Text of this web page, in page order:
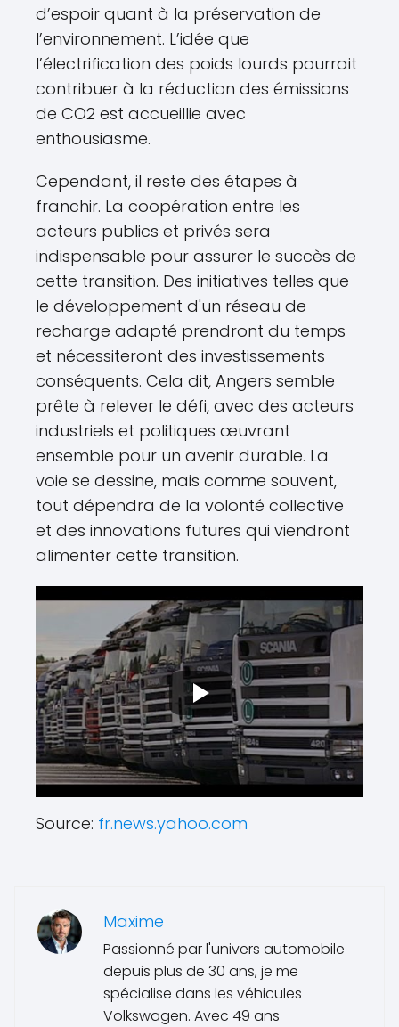
d’espoir quant à la préservation de
l’environnement. L’idée que
l’électrification des poids lourds pourrait
contribuer à la réduction des émissions
de CO2 est accueillie avec
enthousiasme.
Cependant, il reste des étapes à
franchir. La coopération entre les
acteurs publics et privés sera
indispensable pour assurer le succès de
cette transition. Des initiatives telles que
le développement d'un réseau de
recharge adapté prendront du temps
et nécessiteront des investissements
conséquents. Cela dit, Angers semble
prête à relever le défi, avec des acteurs
industriels et politiques œuvrant
ensemble pour un avenir durable. La
voie se dessine, mais comme souvent,
tout dépendra de la volonté collective
et des innovations futures qui viendront
alimenter cette transition.
Source: fr.news.yahoo.com
Maxime
Passionné par l'univers automobile
depuis plus de 30 ans, je me
spécialise dans les véhicules
Volkswagen. Avec 49 ans